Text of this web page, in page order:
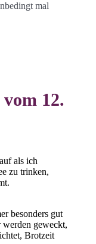
mal
12.
als ich
zu trinken,
besonders gut
werden geweckt,
Brotzeit